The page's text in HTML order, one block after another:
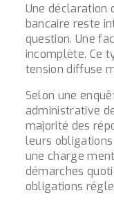
Une déclaration
bancaire reste
question. Une
incomplète. Ce
tension diffuse
Selon une
administrative
majorité des
leurs
une charge
démarches
obligations